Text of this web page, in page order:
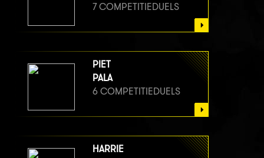
7 COMPETITIEDUELS
PIET
PALA
6 COMPETITIEDUELS
HARRIE